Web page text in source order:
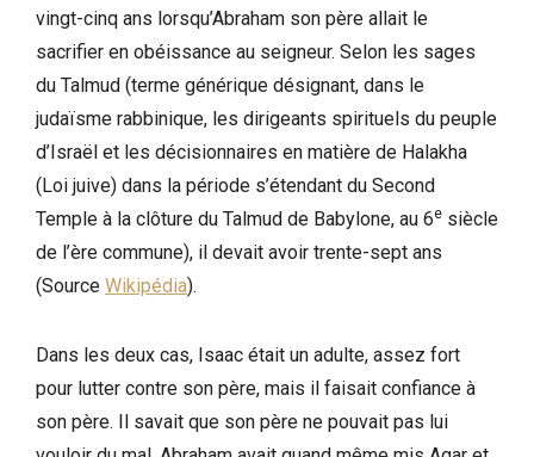
vingt-cinq ans lorsqu’Abraham son père allait le
sacrifier en obéissance au seigneur. Selon les sages
du Talmud (terme générique désignant, dans le
judaïsme rabbinique, les dirigeants spirituels du peuple
d’Israël et les décisionnaires en matière de Halakha
(Loi juive) dans la période s’étendant du Second
Temple à la clôture du Talmud de Babylone, au 6e siècle
de l’ère commune), il devait avoir trente-sept ans
(Source Wikipédia).
Dans les deux cas, Isaac était un adulte, assez fort
pour lutter contre son père, mais il faisait confiance à
son père. Il savait que son père ne pouvait pas lui